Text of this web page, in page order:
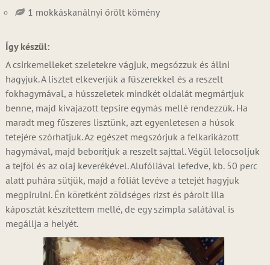
1 mokkáskanálnyi őrölt kömény
Így készül:
A csirkemelleket szeletekre vágjuk, megsózzuk és állni
hagyjuk. A lisztet elkeverjük a fűszerekkel és a reszelt
fokhagymával, a hússzeletek mindkét oldalát megmártjuk
benne, majd kivajazott tepsire egymás mellé rendezzük. Ha
maradt meg fűszeres lisztünk, azt egyenletesen a húsok
tetejére szórhatjuk. Az egészet megszórjuk a felkarikázott
hagymával, majd beborítjuk a reszelt sajttal. Végül lelocsoljuk
a tejföl és az olaj keverékével. Alufóliával lefedve, kb. 50 perc
alatt puhára sütjük, majd a fóliát levéve a tetejét hagyjuk
megpirulni. Én köretként zöldséges rizst és párolt lila
káposztát készítettem mellé, de egy szimpla salátával is
megállja a helyét.